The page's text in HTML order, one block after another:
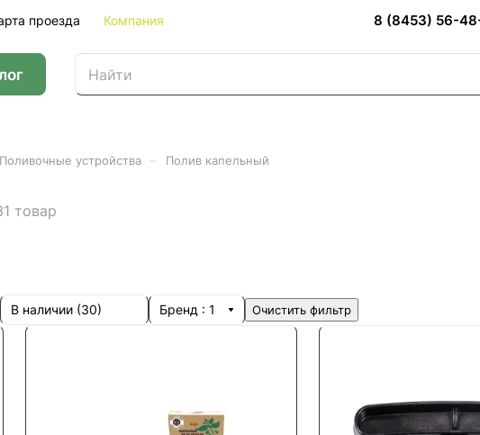
проезда Компания 8 (8453) 56-
Поливочные устройства Полив капельный
товар
В наличии (30) Бренд : 1 Очистить фильтр